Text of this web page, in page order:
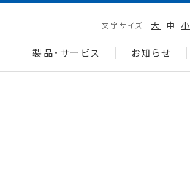
文字サイズ 大 中 小
製品・サービス お知らせ